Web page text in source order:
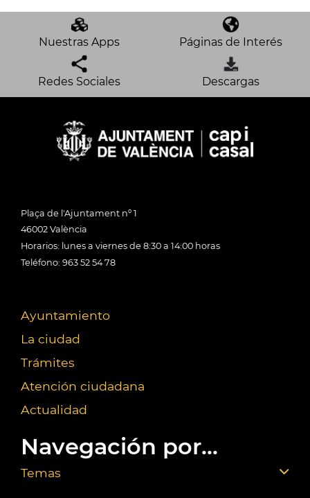
Nuestras Apps Páginas de Interés
Redes Sociales Descargas
Plaça de l'Ajuntament nº 1
46002 València
Horarios: lunes a viernes de 8:30 a 14:00 horas
Teléfono: 963 52 54 78
Ayuntamiento
La ciudad
Trámites
Atención ciudadana
Actualidad
Navegación por...
Temas